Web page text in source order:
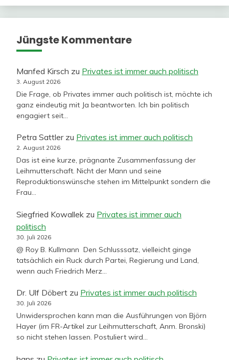
Jüngste Kommentare
Manfed Kirsch zu Privates ist immer auch politisch
3. August 2026
Die Frage, ob Privates immer auch politisch ist, möchte ich
ganz eindeutig mit Ja beantworten. Ich bin politisch
engagiert seit…
Petra Sattlerzu Privates ist immer auch politisch
2. August 2026
Das ist eine kurze, prägnante Zusammenfassung der
Leihmutterschaft. Nicht der Mann und seine
Reproduktionswünsche stehen im Mittelpunkt sondern die
Frau…
Siegfried Kowallek zu Privates ist immer auch
politisch
30. Juli 2026
@ Roy B. Kullmann Den Schlusssatz, vielleicht ginge
tatsächlich ein Ruck durch Partei, Regierung und Land,
wenn auch Friedrich Merz…
Dr. Ulf Döbert zu Privates ist immer auch politisch
30. Juli 2026
Unwidersprochen kann man die Ausführungen von Björn
Hayer (im FR-Artikel zur Leihmutterschaft, Anm. Bronski)
so nicht stehen lassen. Postuliert wird…